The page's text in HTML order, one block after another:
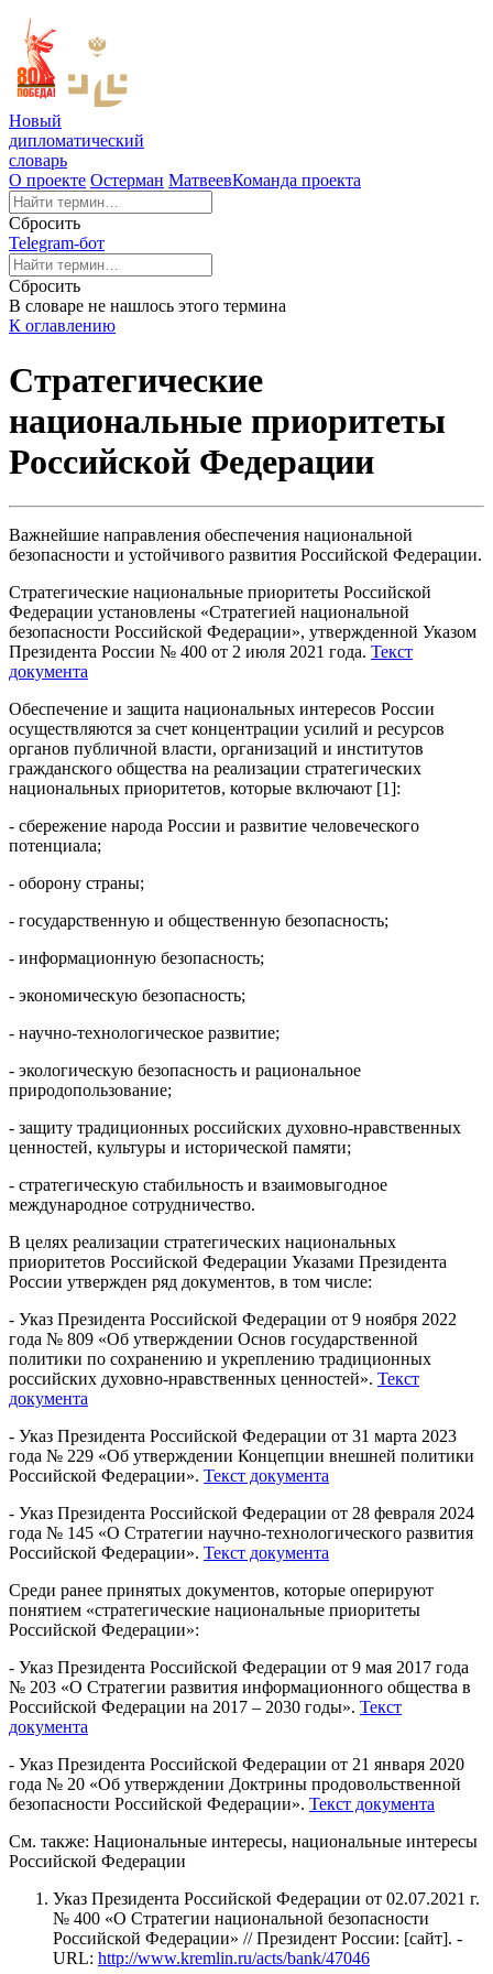
Новый
дипломатический
словарь
О проекте Остерман МатвеевКоманда проекта
Сбросить
Telegram-бот
Сбросить
В словаре не нашлось этого термина
К оглавлению
Стратегические
национальные приоритеты
Российской Федерации
Важнейшие направления обеспечения национальной
безопасности и устойчивого развития Российской Федерации.
Стратегические национальные приоритеты Российской
Федерации установлены «Стратегией национальной
безопасности Российской Федерации», утвержденной Указом
Президента России № 400 от 2 июля 2021 года. Текст
документа
Обеспечение и защита национальных интересов России
осуществляются за счет концентрации усилий и ресурсов
органов публичной власти, организаций и институтов
гражданского общества на реализации стратегических
национальных приоритетов, которые включают [1]:
- сбережение народа России и развитие человеческого
потенциала;
- оборону страны;
- государственную и общественную безопасность;
- информационную безопасность;
- экономическую безопасность;
- научно-технологическое развитие;
- экологическую безопасность и рациональное
природопользование;
- защиту традиционных российских духовно-нравственных
ценностей, культуры и исторической памяти;
- стратегическую стабильность и взаимовыгодное
международное сотрудничество.
В целях реализации стратегических национальных
приоритетов Российской Федерации Указами Президента
России утвержден ряд документов, в том числе:
- Указ Президента Российской Федерации от 9 ноября 2022
года № 809 «Об утверждении Основ государственной
политики по сохранению и укреплению традиционных
российских духовно-нравственных ценностей». Текст
документа
- Указ Президента Российской Федерации от 31 марта 2023
года № 229 «Об утверждении Концепции внешней политики
Российской Федерации». Текст документа
- Указ Президента Российской Федерации от 28 февраля 2024
года № 145 «О Стратегии научно-технологического развития
Российской Федерации». Текст документа
Среди ранее принятых документов, которые оперируют
понятием «стратегические национальные приоритеты
Российской Федерации»:
- Указ Президента Российской Федерации от 9 мая 2017 года
№ 203 «О Стратегии развития информационного общества в
Российской Федерации на 2017 – 2030 годы». Текст
документа
- Указ Президента Российской Федерации от 21 января 2020
года № 20 «Об утверждении Доктрины продовольственной
безопасности Российской Федерации». Текст документа
См. также: Национальные интересы, национальные интересы
Российской Федерации
Указ Президента Российской Федерации от 02.07.2021 г.
№ 400 «О Стратегии национальной безопасности
Российской Федерации» // Президент России: [сайт]. -
URL: http://www.kremlin.ru/acts/bank/47046